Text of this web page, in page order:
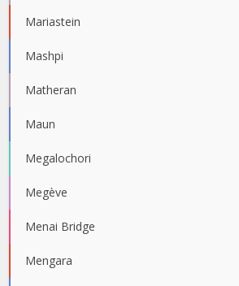
Mariastein
Mashpi
Matheran
Maun
Megalochori
Megève
Menai Bridge
Mengara